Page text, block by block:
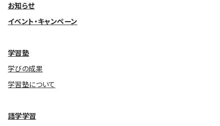
お知らせ
イベント・キャンペーン
学習塾
学びの成果
学習塾について
語学学習